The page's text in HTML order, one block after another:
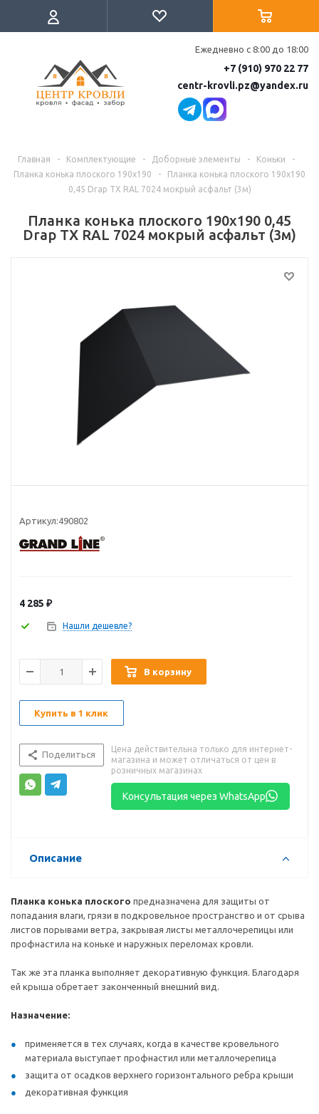
Ежедневно с 8:00 до 18:00
+7 (910) 970 22 77
centr-krovli.pz@yandex.ru
Главная - Комплектующие - Доборные элементы - Коньки
-
Планка конька плоского 190х190
-
Планка конька плоского 190х190
0,45 Drap TX RAL 7024 мокрый асфальт (3м)
Планка конька плоского 190х190 0,45
Drap TX RAL 7024 мокрый асфальт (3м)
Артикул:490802
4 285 ₽
Нашли дешевле?
В корзину
Купить в 1 клик
Поделиться
Цена действительна только для интернет-
магазина и может отличаться от цен в
розничных магазинах
Консультация через WhatsApp
Описание
Планка конька плоского предназначена для защиты от
попадания влаги, грязи в подкровельное пространство и от срыва
листов порывами ветра, закрывая листы металлочерепицы или
профнастила на коньке и наружных переломах кровли.
Так же эта планка выполняет декоративную функция. Благодаря
ей крыша обретает законченный внешний вид.
Назначение:
применяется в тех случаях, когда в качестве кровельного
материала выступает профнастил или металлочерепица
защита от осадков верхнего горизонтального ребра крыши
декоративная функция